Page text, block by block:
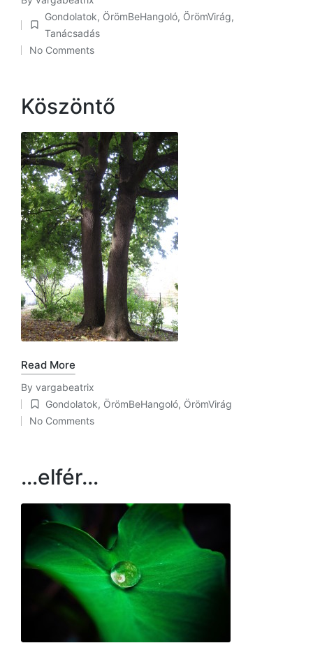
Posted
by
Posted
in
Gondolatok, ÖrömBeHangoló, ÖrömVirág,
Tanácsadás
No Comments
Köszöntő
Read More
Posted
by
By vargabeatrix
Posted
in
Gondolatok, ÖrömBeHangoló, ÖrömVirág
No Comments
…elfér…